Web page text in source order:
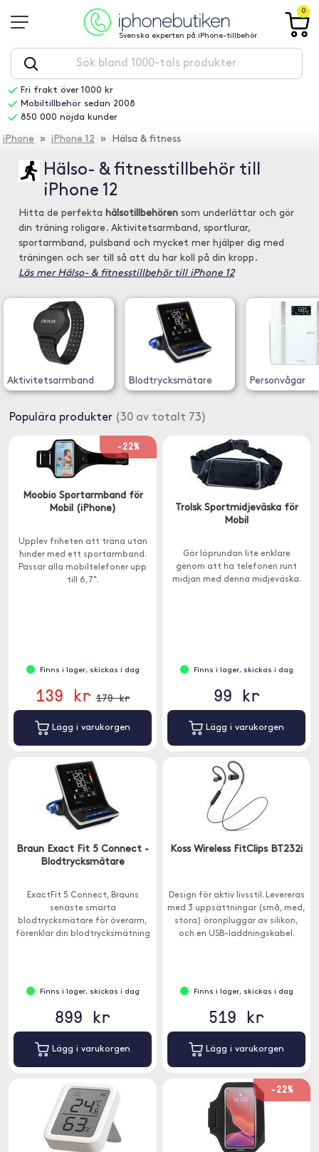
Svenska experten på iPhone-tillbehör
0
Fri frakt över 1000 kr
Mobiltillbehör sedan 2008
850 000 nöjda kunder
iPhone » iPhone 12 » Hälsa & fitness
Hälso- & fitnesstillbehör till
iPhone 12
Hitta de perfekta hälsotillbehören som underlättar och gör
din träning roligare. Aktivitetsarmband, sportlurar,
sportarmband, pulsband och mycket mer hjälper dig med
träningen och ser till så att du har koll på din kropp.
Läs mer Hälso- & fitnesstillbehör till iPhone 12
Aktivitetsarmband Blodtrycksmätare Personvågar
Populära produkter (30 av totalt 73)
-22%
Moobio Sportarmband för
Mobil (iPhone)
Upplev friheten att träna utan
hinder med ett sportarmband.
Passar alla mobiltelefoner upp
till 6,7".
Finns i lager, skickas i dag
139 kr 179 kr
Lägg i varukorgen
Trolsk Sportmidjeväska för
Mobil
Gör löprundan lite enklare
genom att ha telefonen runt
midjan med denna midjeväska.
Finns i lager, skickas i dag
99 kr
Lägg i varukorgen
Braun Exact Fit 5 Connect -
Blodtrycksmätare
ExactFit 5 Connect, Brauns
senaste smarta
blodtrycksmätare för överarm,
förenklar din blodtrycksmätning
Finns i lager, skickas i dag
899 kr
Lägg i varukorgen
Koss Wireless FitClips BT232i
Design för aktiv livsstil. Levereras
med 3 uppsättningar (små, med,
stora) öronpluggar av silikon,
och en USB-laddningskabel.
Finns i lager, skickas i dag
519 kr
Lägg i varukorgen
-22%